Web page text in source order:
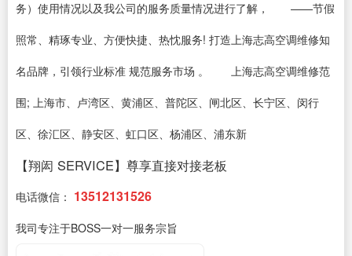
务）使用情况以及我公司的服务质量情况进行了解， ——节假
照常、精琢专业、方便快捷、热忱服务! 打造上海志高空调维修知
名品牌，引领行业标准 规范服务市场 。 上海志高空调维修范
围; 上海市、卢湾区、黄浦区、普陀区、闸北区、长宁区、闵行
区、徐汇区、静安区、虹口区、杨浦区、浦东新
【翔闳 SERVICE】尊享直接对接老板
电话微信： 13512131526
我司专注于BOSS一对一服务宗旨